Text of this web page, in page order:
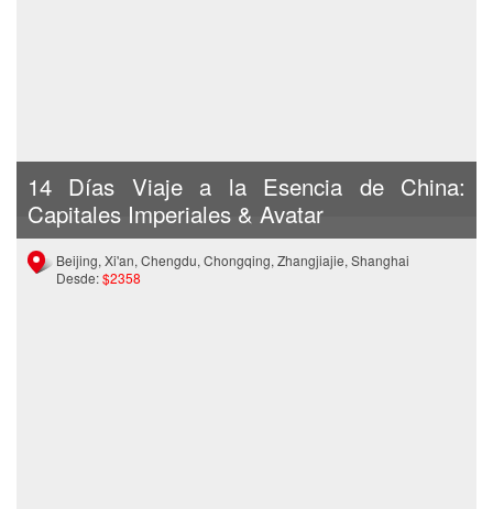
14 Días Viaje a la Esencia de China:
Capitales Imperiales & Avatar
Beijing, Xi'an, Chengdu, Chongqing, Zhangjiajie, Shanghai
Desde:$2358